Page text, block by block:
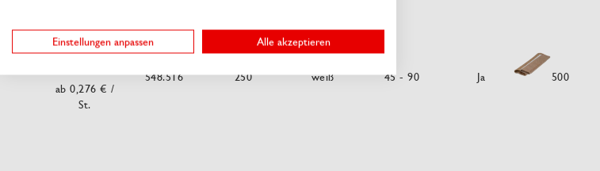
Artikeldetails
ab 0,276 € /
St.
548.516 250 weiß 45 - 90 Ja 500
Einstellungen anpassen Alle akzeptieren